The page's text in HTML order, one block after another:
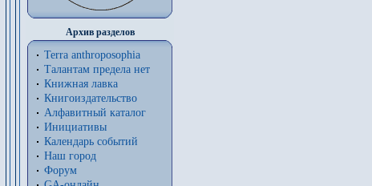
Архив разделов
Terra anthroposophia
Талантам предела нет
Книжная лавка
Книгоиздательство
Алфавитный каталог
Инициативы
Календарь событий
Наш город
Форум